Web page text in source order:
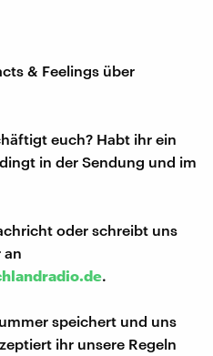
& Feelings über
euch? Habt ihr ein
in der Sendung und im
oder schreibt uns
an
.
speichert und uns
ihr unsere Regeln